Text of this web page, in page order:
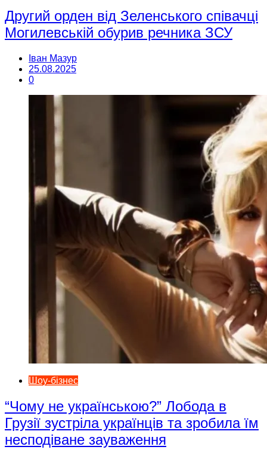
Другий орден від Зеленського співачці
Могилевській обурив речника ЗСУ
Іван Мазур
25.08.2025
0
Шоу-бізнес
“Чому не українською?” Лобода в
Грузії зустріла українців та зробила їм
несподіване зауваження